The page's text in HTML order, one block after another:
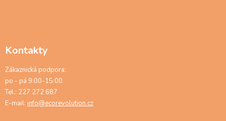
Kontakty
Zákaznická podpora:
po - pá 9:00-15:00
Tel.: 227 272 687
E-mail: info@ecorevolution.cz